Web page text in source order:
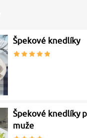
Špekové knedlíky
Špekové knedlíky
muže